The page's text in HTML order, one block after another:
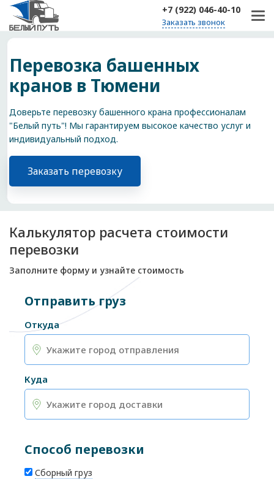
+7 (922) 046-40-10
Заказать звонок
Перевозка башенных
кранов в Тюмени
Доверьте перевозку башенного крана профессионалам
"Белый путь"! Мы гарантируем высокое качество услуг и
индивидуальный подход.
Заказать перевозку
Калькулятор расчета стоимости
перевозки
Заполните форму и узнайте стоимость
Отправить груз
Откуда
Куда
Способ перевозки
Сборный груз